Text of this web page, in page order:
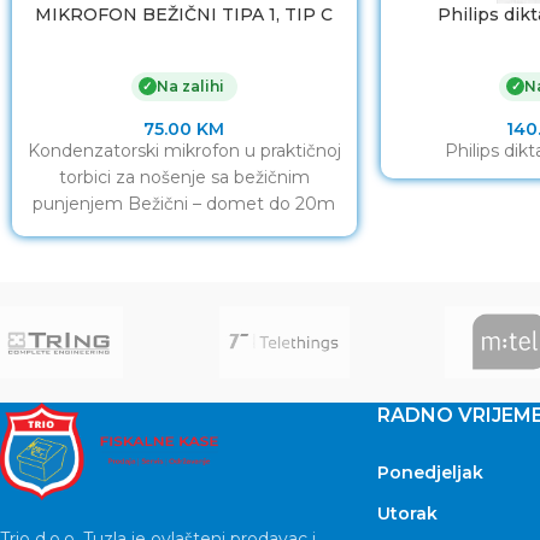
MIKROFON BEŽIČNI TIPA 1, TIP C
✓ Na zalihi
75.00 KM
Kondenzatorski mikrofon u praktičnoj
torbici za nošenje sa bežičnim
punjenjem Bežični – domet do 20m
Philips
✓
Philips
RADNO
Ponedjeljak
Utorak